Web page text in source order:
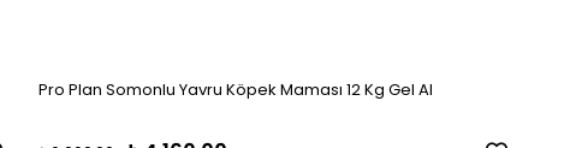
Pro Plan Somonlu Yavru Köpek Maması 12 Kg Gel Al